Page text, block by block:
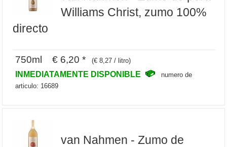
Williams Christ, zumo 100%
directo
750ml € 6,20 * (€ 8,27 / litro)
INMEDIATAMENTE DISPONIBLE
numero de
articulo: 16689
van Nahmen - Zumo de